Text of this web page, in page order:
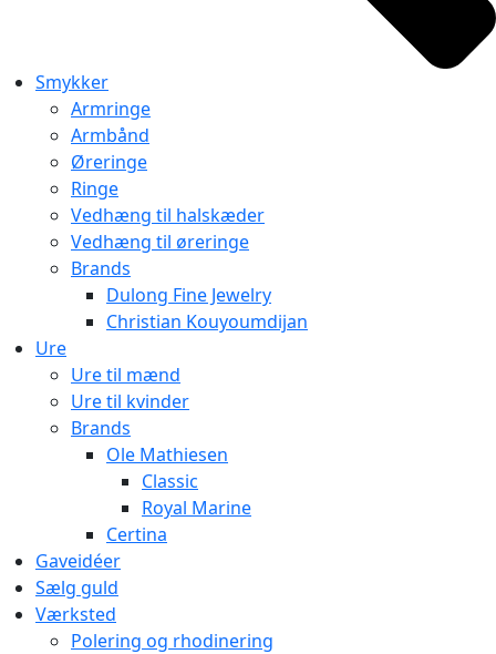
Smykker
Armringe
Armbånd
Øreringe
Ringe
Vedhæng til halskæder
Vedhæng til øreringe
Brands
Dulong Fine Jewelry
Christian Kouyoumdijan
Ure
Ure til mænd
Ure til kvinder
Brands
Ole Mathiesen
Classic
Royal Marine
Certina
Gaveidéer
Sælg guld
Værksted
Polering og rhodinering